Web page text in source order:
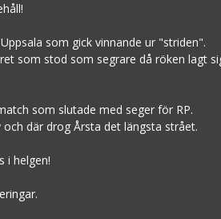
som gick vinnande ur "striden".
som stod som segrare då röken lagt
som slutade med seger för RP.
där drog Årsta det längsta strået.
i helgen!